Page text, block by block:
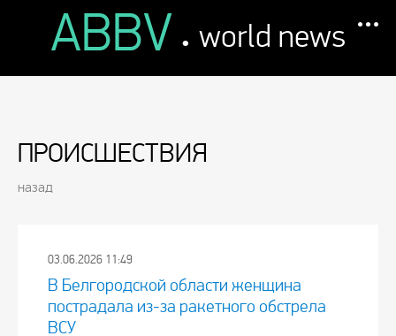
ABBV . world news
ПРОИСШЕСТВИЯ
назад
03.06.2026 11:49
В Белгородской области женщина
пострадала из-за ракетного обстрела
ВСУ